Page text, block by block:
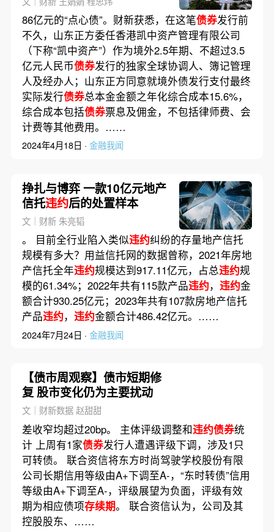
86亿元的“点心债”。财新获悉，在这笔债券发行前
不久，山东正方委任香港凯中资产管理有限公司
（下称“凯中资产”）作为境外2.5年期、不超过3.5
亿元人民币债券发行的独家全球协调人、簿记管理
人及经办人；山东正方同意就境外债发行支付最终
实际发行债券总本金金额之年化综合成本15.6%，
综合成本包括债券票息及佣金，不包括律师费、会
计费等其他费用。……
2024年4月18日 · 金融我闻
挣扎与博弈 一款10亿元地产
信托违约后的处置样本
文｜财新 朱亮韬
。 目前全行业陷入类似违约纠纷的存量地产信托
规模有多大？用益信托网的数据曾称，2021年房地
产信托全年违约规模达到917.11亿元，占总违约规
模的61.34%；2022年共有115款产品违约， 违约金
额合计930.25亿元；2023年共有107款房地产信托
产品违约， 违约金额合计486.42亿元。……
2024年7月24日 · 金融我闻
【债市周观察】债市短期修
复 股市变化仍为主要扰动
文｜财新数据 赵甜甜
差收窄均超过20bp。 主体评级调整和违约债券统
计 上周有1家债券发行人遭遇评级下调，涉及1只
可转债。 联合资信将东方时尚驾驶学校股份有限
公司长期信用等级由A+下调至A-，“东时转债”信用
等级由A+下调至A-，评级展望为负面，评级有效
期为相应债项存续期。 联合资信认为，公司及其
控股股东、……